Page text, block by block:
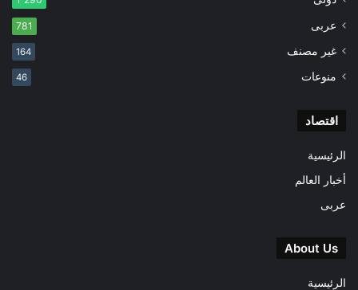
عربى 781
غير مصنف 164
منوعات 46
اقتصاد
الرئيسية
أخبار العالم
عربى
About Us
الرئيسية